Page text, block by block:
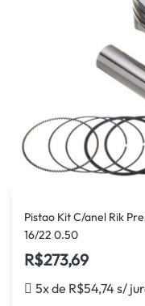
Pistao Kit C/anel Rik
16/22 0.50
R$273,69
5x de R$54,74 s/